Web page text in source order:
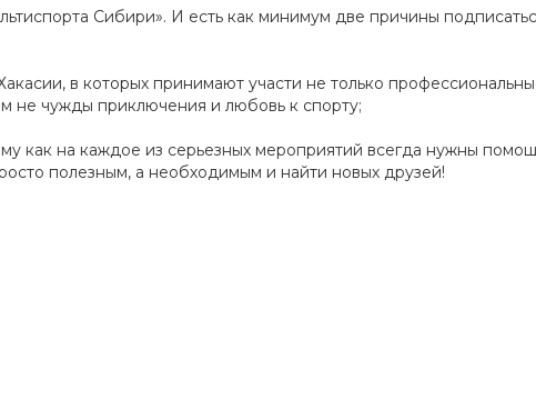
Сибири». И есть как минимум две причины
в которых принимают участи не только
не чужды приключения и любовь к спорту;
как на каждое из серьезных мероприятий всегда нужны
полезным, а необходимым и найти новых друзей!